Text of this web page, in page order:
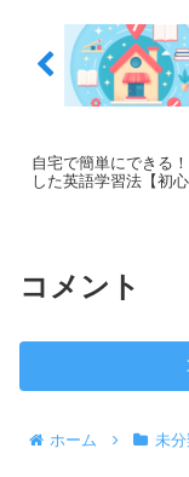
自宅で簡単にできる
した英語学習法【初心
コメント
ホーム 未